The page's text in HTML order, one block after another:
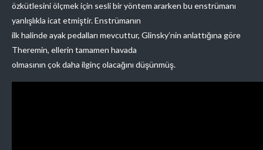
özkütlesini ölçmek için sesli bir yöntem ararken bu enstrümanı
yanlışlıkla icat etmiştir. Enstrümanın
ilk halinde ayak pedalları mevcuttur, Glinsky’nin anlattığına göre
Theremin, ellerin tamamen havada
olmasının çok daha ilginç olacağını düşünmüş.